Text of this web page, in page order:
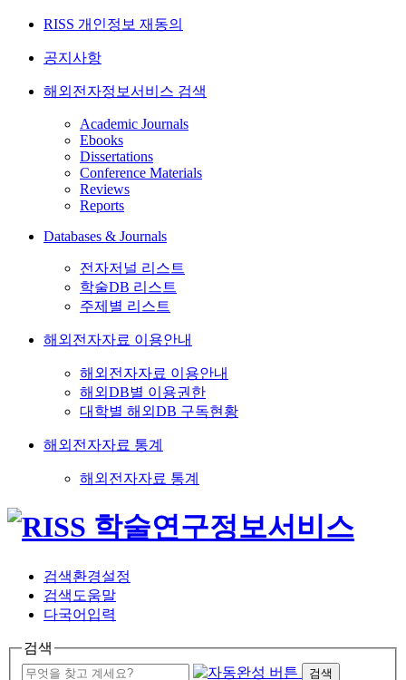
RISS 개인정보 재동의
공지사항
해외전자정보서비스 검색
Academic Journals
Ebooks
Dissertations
Conference Materials
Reviews
Reports
Databases & Journals
전자저널 리스트
학술DB 리스트
주제별 리스트
해외전자자료 이용안내
해외전자자료 이용안내
해외DB별 이용권한
대학별 해외DB 구독현황
해외전자자료 통계
해외전자자료 통계
검색환경설정
검색도움말
다국어입력
검색
검색